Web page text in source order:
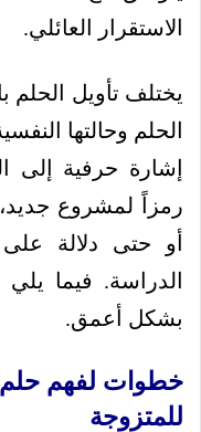
الاستقرار العائلي.
يختلف تأويل
الحلم وحالتها
إشارة حرفية إلى
رمزاً لمشروع
أو حتى دلالة
الدراسة. فيما
بشكل أعمق.
خطوات لفهم حلم
للمتزوجة